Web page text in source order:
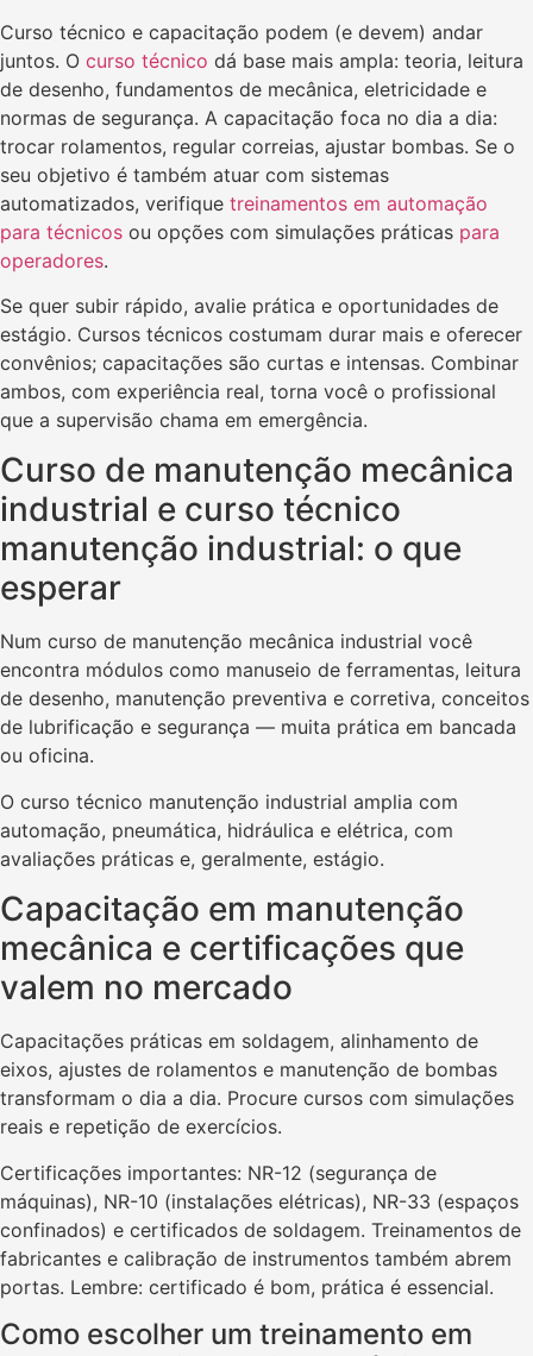
Curso técnico e capacitação podem (e devem) andar
juntos. O curso técnico dá base mais ampla: teoria, leitura
de desenho, fundamentos de mecânica, eletricidade e
normas de segurança. A capacitação foca no dia a dia:
trocar rolamentos, regular correias, ajustar bombas. Se o
seu objetivo é também atuar com sistemas
automatizados, verifique treinamentos em automação
para técnicos ou opções com simulações práticas para
operadores.
Se quer subir rápido, avalie prática e oportunidades de
estágio. Cursos técnicos costumam durar mais e oferecer
convênios; capacitações são curtas e intensas. Combinar
ambos, com experiência real, torna você o profissional
que a supervisão chama em emergência.
Curso de manutenção mecânica
industrial e curso técnico
manutenção industrial: o que
esperar
Num curso de manutenção mecânica industrial você
encontra módulos como manuseio de ferramentas, leitura
de desenho, manutenção preventiva e corretiva, conceitos
de lubrificação e segurança — muita prática em bancada
ou oficina.
O curso técnico manutenção industrial amplia com
automação, pneumática, hidráulica e elétrica, com
avaliações práticas e, geralmente, estágio.
Capacitação em manutenção
mecânica e certificações que
valem no mercado
Capacitações práticas em soldagem, alinhamento de
eixos, ajustes de rolamentos e manutenção de bombas
transformam o dia a dia. Procure cursos com simulações
reais e repetição de exercícios.
Certificações importantes: NR-12 (segurança de
máquinas), NR-10 (instalações elétricas), NR-33 (espaços
confinados) e certificados de soldagem. Treinamentos de
fabricantes e calibração de instrumentos também abrem
portas. Lembre: certificado é bom, prática é essencial.
Como escolher um treinamento em